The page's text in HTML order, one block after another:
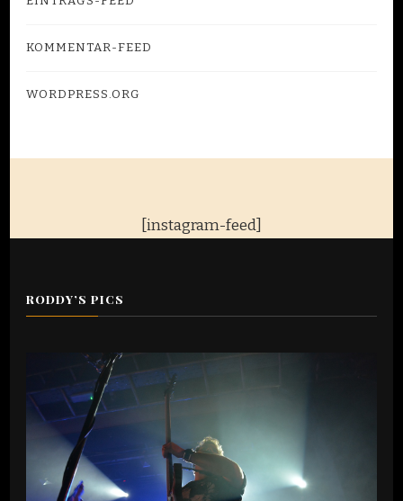
KOMMENTAR-FEED
WORDPRESS.ORG
[instagram-feed]
RODDY’S PICS